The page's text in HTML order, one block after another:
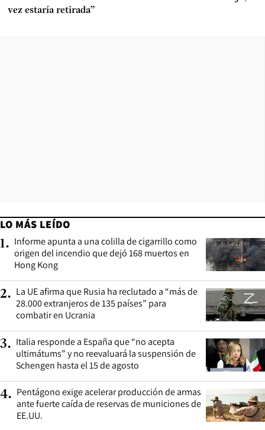
vez estaría retirada”
LO MÁS LEÍDO
1. Informe apunta a una colilla de cigarrillo como
origen del incendio que dejó 168 muertos en
Hong Kong
2. La UE afirma que Rusia ha reclutado a “más de
28.000 extranjeros de 135 países” para
combatir en Ucrania
3. Italia responde a España que “no acepta
ultimátums” y no reevaluará la suspensión de
Schengen hasta el 15 de agosto
4. Pentágono exige acelerar producción de armas
ante fuerte caída de reservas de municiones de
EE.UU.